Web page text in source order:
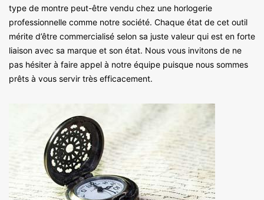
type de montre peut-être vendu chez une horlogerie
professionnelle comme notre société. Chaque état de cet outil
mérite d’être commercialisé selon sa juste valeur qui est en forte
liaison avec sa marque et son état. Nous vous invitons de ne
pas hésiter à faire appel à notre équipe puisque nous sommes
prêts à vous servir très efficacement.